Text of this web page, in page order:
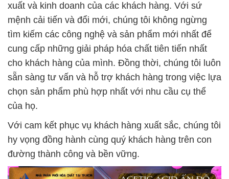
xuất và kinh doanh của các khách hàng. Với sứ
mệnh cải tiến và đổi mới, chúng tôi không ngừng
tìm kiếm các công nghệ và sản phẩm mới nhất để
cung cấp những giải pháp hóa chất tiên tiến nhất
cho khách hàng của mình. Đồng thời, chúng tôi luôn
sẵn sàng tư vấn và hỗ trợ khách hàng trong việc lựa
chọn sản phẩm phù hợp nhất với nhu cầu cụ thể
của họ.
Với cam kết phục vụ khách hàng xuất sắc, chúng tôi
hy vọng đồng hành cùng quý khách hàng trên con
đường thành công và bền vững.